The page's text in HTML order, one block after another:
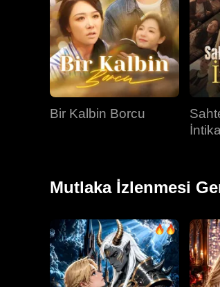
Bir Kalbin Borcu
Mutlaka İzlenmesi